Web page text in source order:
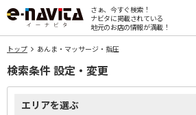
さぁ、今すぐ検索！
ナビタに掲載されている
地元のお店の情報が満載！
トップ あんま・マッサージ・指圧
検索条件 設定・変更
エリアを選ぶ